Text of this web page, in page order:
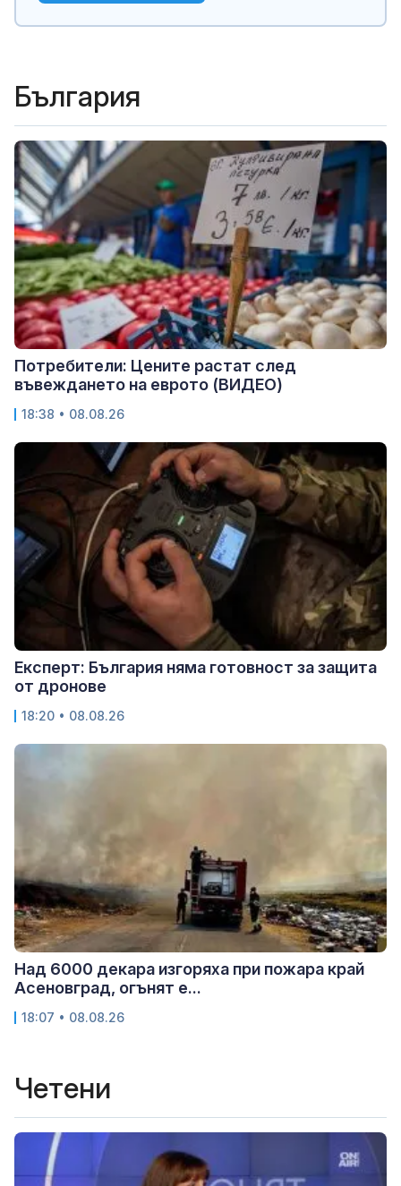
България
Потребители: Цените растат след
въвеждането на еврото (ВИДЕО)
18:38 • 08.08.26
Експерт: България няма готовност за защита
от дронове
18:20 • 08.08.26
Над 6000 декара изгоряха при пожара край
Асеновград, огънят е...
18:07 • 08.08.26
Четени